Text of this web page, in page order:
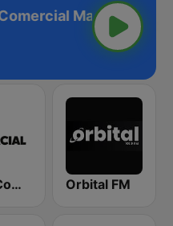
Rádio Comercial Orbital FM